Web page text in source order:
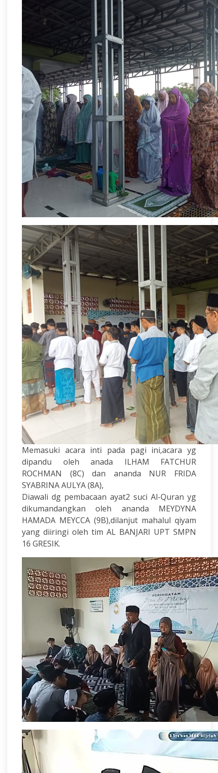
Memasuki acara inti pada pagi ini,acara yg
dipandu oleh anada ILHAM FATCHUR
ROCHMAN (8C) dan ananda NUR FRIDA
SYABRINA AULYA (8A),
Diawali dg pembacaan ayat2 suci Al-Quran yg
dikumandangkan oleh ananda MEYDYNA
HAMADA MEYCCA (9B),dilanjut mahalul qiyam
yang diiringi oleh tim AL BANJARI UPT SMPN
16 GRESIK.